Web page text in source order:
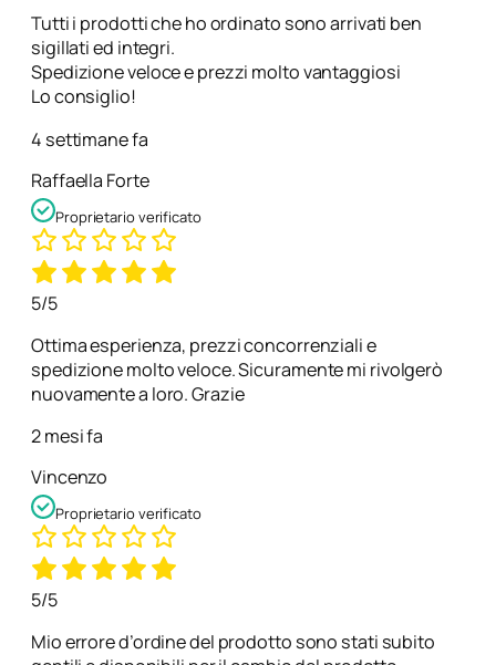
Tutti i prodotti che ho ordinato sono arrivati ben
sigillati ed integri.
Spedizione veloce e prezzi molto vantaggiosi
Lo consiglio!
4 settimane fa
Raffaella Forte
Proprietario verificato
5/5
Ottima esperienza, prezzi concorrenziali e
spedizione molto veloce. Sicuramente mi rivolgerò
nuovamente a loro. Grazie
2 mesi fa
Vincenzo
Proprietario verificato
5/5
Mio errore d’ordine del prodotto sono stati subito